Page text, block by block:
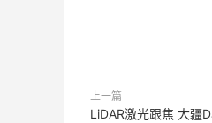
上一篇
LiDAR激光跟焦 大疆